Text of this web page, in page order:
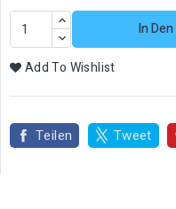
In
Add To Wishlist
Teilen Tweet